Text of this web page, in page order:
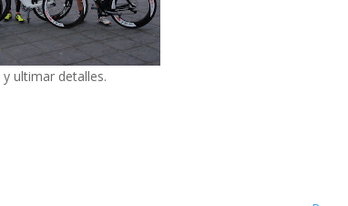
ultimar detalles.